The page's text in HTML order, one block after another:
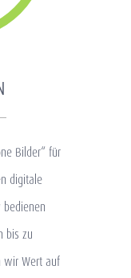
Bilder“ für
digitale
bis zu
wir Wert auf